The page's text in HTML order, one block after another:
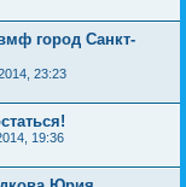
город Санкт-
23:23
19:36